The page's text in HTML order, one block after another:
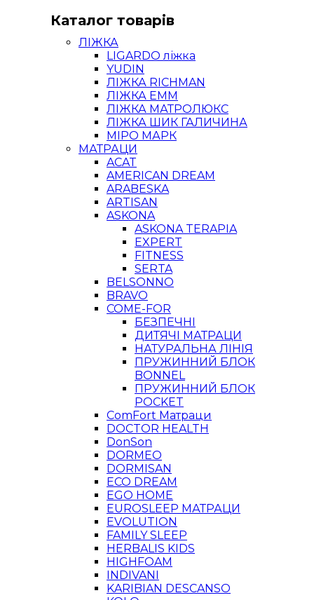
Каталог товарів
ЛІЖКА
LIGARDO ліжка
YUDIN
ЛІЖКА RICHMAN
ЛІЖКА ЕММ
ЛІЖКА МАТРОЛЮКС
ЛІЖКА ШИК ГАЛИЧИНА
МІРО МАРК
МАТРАЦИ
ACAT
AMERICAN DREAM
ARABESKA
ARTISAN
ASKONA
ASKONA TERAPIA
EXPERT
FITNESS
SERTA
BELSONNO
BRAVO
COME-FOR
БЕЗПЕЧНІ
ДИТЯЧІ МАТРАЦИ
НАТУРАЛЬНА ЛІНІЯ
ПРУЖИННИЙ БЛОК
BONNEL
ПРУЖИННИЙ БЛОК
POCKET
ComFort Матраци
DOCTOR HEALTH
DonSon
DORMEO
DORMISAN
ECO DREAM
EGO HOME
EUROSLEEP МАТРАЦИ
EVOLUTION
FAMILY SLEEP
HERBALIS KIDS
HIGHFOAM
INDIVANI
KARIBIAN DESCANSO